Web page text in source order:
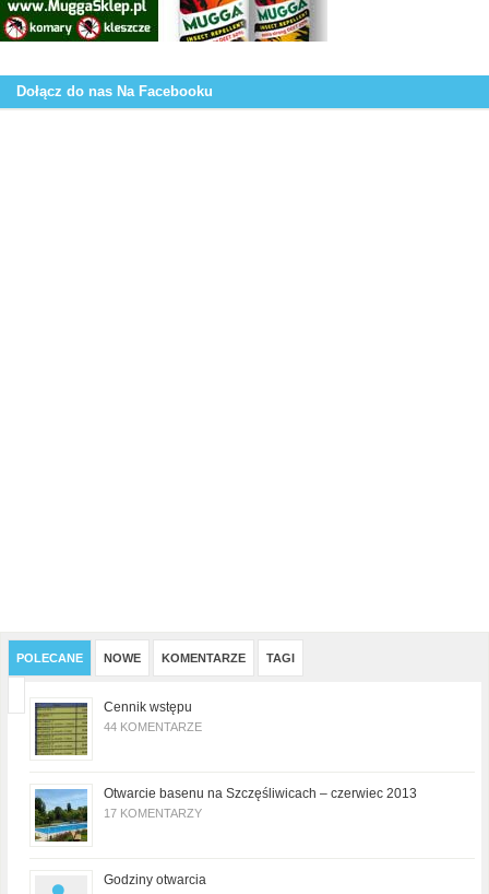
Dołącz do nas Na Facebooku
POLECANE NOWE KOMENTARZE TAGI
Cennik wstępu
44 KOMENTARZE
Otwarcie basenu na Szczęśliwicach – czerwiec 2013
17 KOMENTARZY
Godziny otwarcia